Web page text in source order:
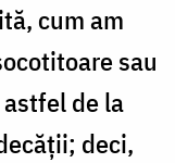
cum am
sau
de la
deci,